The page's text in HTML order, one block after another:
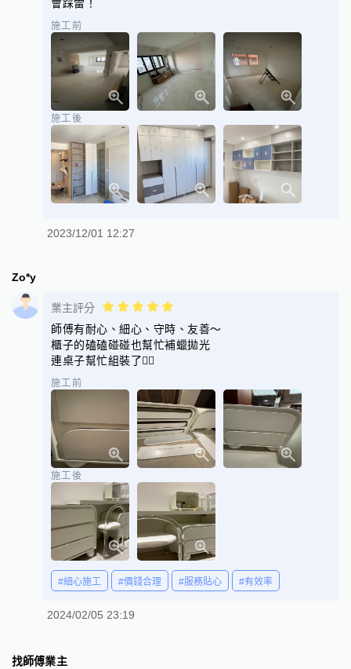
會踩雷！
施工前
施工後
2023/12/01 12:27
Zo*y
業主評分
師傅有耐心、細心、守時、友善～
櫃子的磕磕碰碰也幫忙補蠟拋光
連桌子幫忙組裝了👍🏻
施工前
施工後
#細心施工 #價錢合理 #服務貼心 #有效率
2024/02/05 23:19
找師傅業主